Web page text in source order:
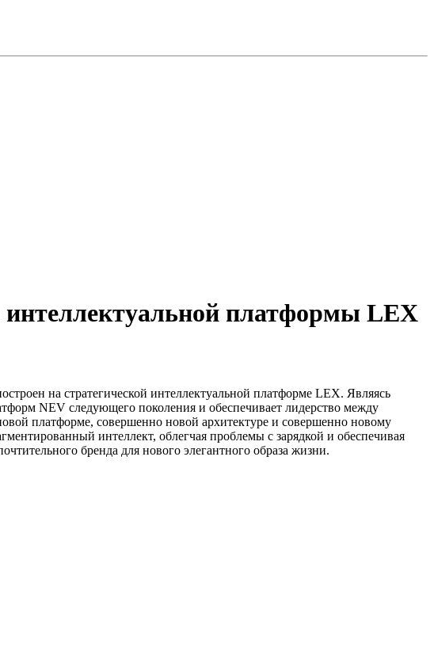
интеллектуальной платформы LEX
на стратегической интеллектуальной платформе LEX. Являясь
NEV следующего поколения и обеспечивает лидерство между
платформе, совершенно новой архитектуре и совершенно новому
интеллект, облегчая проблемы с зарядкой и обеспечивая
бренда для нового элегантного образа жизни.